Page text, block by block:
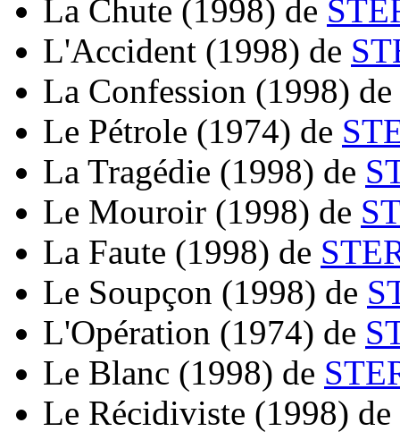
La Chute (1998) de
L'Accident (1998) de
La Confession (1998) de
Le Pétrole (1974) de
La Tragédie (1998) de
Le Mouroir (1998) de
La Faute (1998) de
Le Soupçon (1998) de
L'Opération (1974) de
Le Blanc (1998) de
Le Récidiviste (1998) de